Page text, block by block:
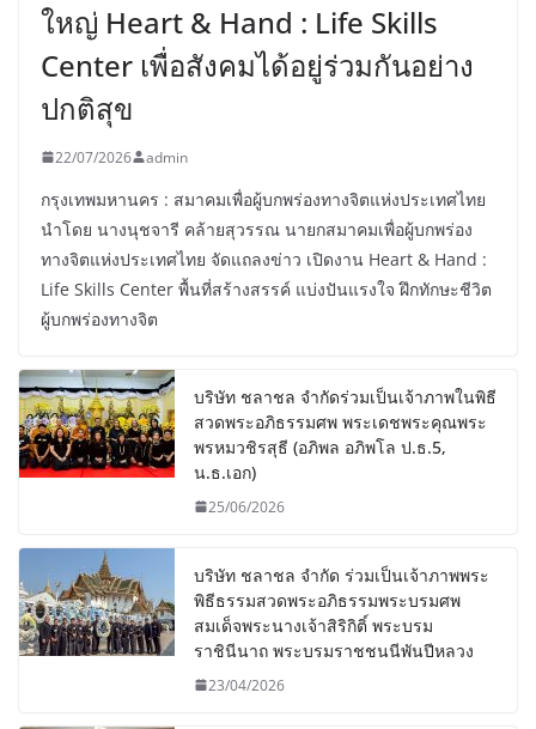
ใหญ่ Heart & Hand : Life Skills
Center เพื่อสังคมได้อยู่ร่วมกันอย่าง
ปกติสุข
22/07/2026 admin
กรุงเทพมหานคร : สมาคมเพื่อผู้บกพร่องทางจิตแห่งประเทศไทย
นำโดย นางนุชจารี คล้ายสุวรรณ นายกสมาคมเพื่อผู้บกพร่อง
ทางจิตแห่งประเทศไทย จัดแถลงข่าว เปิดงาน Heart & Hand :
Life Skills Center พื้นที่สร้างสรรค์ แบ่งปันแรงใจ ฝึกทักษะชีวิต
ผู้บกพร่องทางจิต
บริษัท ชลาชล จำกัดร่วมเป็นเจ้าภาพในพิธี
สวดพระอภิธรรมศพ พระเดชพระคุณพระ
พรหมวชิรสุธี (อภิพล อภิพโล ป.ธ.5,
น.ธ.เอก)
25/06/2026
บริษัท ชลาชล จำกัด ร่วมเป็นเจ้าภาพพระ
พิธีธรรมสวดพระอภิธรรมพระบรมศพ
สมเด็จพระนางเจ้าสิริกิติ์ พระบรม
ราชินีนาถ พระบรมราชชนนีพันปีหลวง
23/04/2026